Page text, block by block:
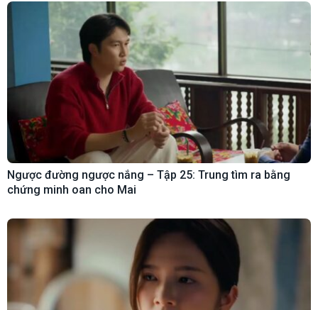
Ngược đường ngược nắng – Tập 25: Trung tìm ra bằng
chứng minh oan cho Mai